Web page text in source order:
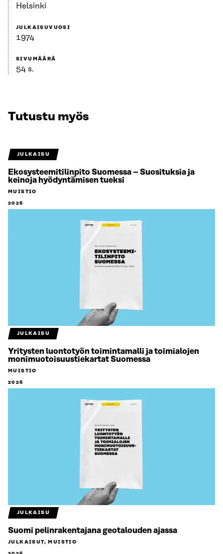
Helsinki
JULKAISUVUOSI
1974
SIVUMÄÄRÄ
54 s.
Tutustu myös
JULKAISU
Ekosysteemitilinpito Suomessa – Suosituksia ja
keinoja hyödyntämisen tueksi
MUISTIO
2026
JULKAISU
Yritysten luontotyön toimintamalli ja toimialojen
monimuotoisuustiekartat Suomessa
MUISTIO
2026
JULKAISU
Suomi pelinrakentajana geotalouden ajassa
JULKAISUT, MUISTIO